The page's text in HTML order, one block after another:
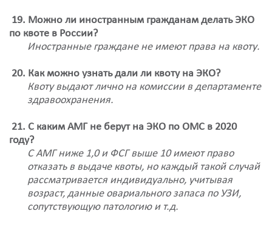
19. Можно ли иностранным гражданам делать ЭКО
по квоте в России?
Иностранные граждане не имеют права на квоту.
20. Как можно узнать дали ли квоту на ЭКО?
Квоту выдают лично на комиссии в департаменте
здравоохранения.
21. С каким АМГ не берут на ЭКО по ОМС в 2020
году?
С АМГ ниже 1,0 и ФСГ выше 10 имеют право
отказать в выдаче квоты, но каждый такой случай
рассматривается индивидуально, учитывая
возраст, данные овариального запаса по УЗИ,
сопутствующую патологию и т.д.